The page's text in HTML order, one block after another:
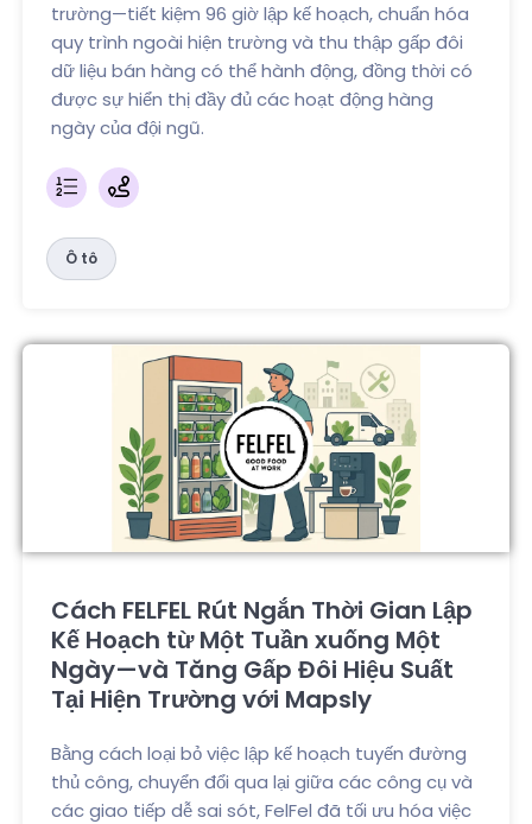
trường—tiết kiệm 96 giờ lập kế hoạch, chuẩn hóa
quy trình ngoài hiện trường và thu thập gấp đôi
dữ liệu bán hàng có thể hành động, đồng thời có
được sự hiển thị đầy đủ các hoạt động hàng
ngày của đội ngũ.
Ô tô
Cách FELFEL Rút Ngắn Thời Gian Lập
Kế Hoạch từ Một Tuần xuống Một
Ngày—và Tăng Gấp Đôi Hiệu Suất
Tại Hiện Trường với Mapsly
Bằng cách loại bỏ việc lập kế hoạch tuyến đường
thủ công, chuyển đổi qua lại giữa các công cụ và
các giao tiếp dễ sai sót, FelFel đã tối ưu hóa việc